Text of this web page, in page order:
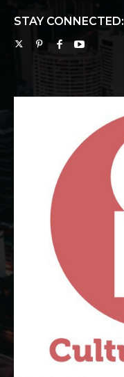
STAY CONNECTED: